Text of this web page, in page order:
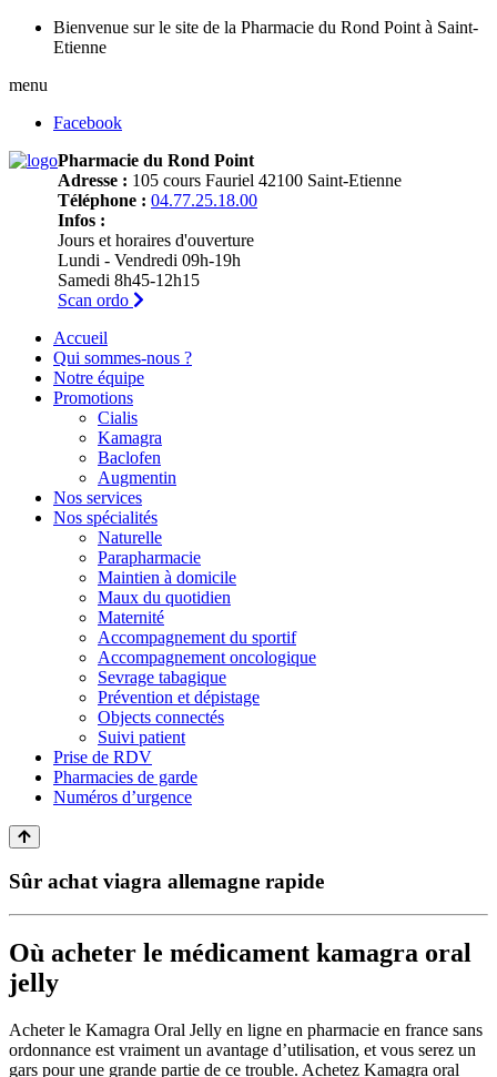
Bienvenue sur le site de la Pharmacie du Rond Point à Saint-
Etienne
menu
Facebook
Pharmacie du Rond Point
Adresse : 105 cours Fauriel 42100 Saint-Etienne
Téléphone : 04.77.25.18.00
Infos :
Jours et horaires d'ouverture
Lundi - Vendredi 09h-19h
Samedi 8h45-12h15
Scan ordo
Accueil
Qui sommes-nous ?
Notre équipe
Promotions
Cialis
Kamagra
Baclofen
Augmentin
Nos services
Nos spécialités
Naturelle
Parapharmacie
Maintien à domicile
Maux du quotidien
Maternité
Accompagnement du sportif
Accompagnement oncologique
Sevrage tabagique
Prévention et dépistage
Objects connectés
Suivi patient
Prise de RDV
Pharmacies de garde
Numéros d’urgence
Sûr achat viagra allemagne rapide
Où acheter le médicament kamagra oral
jelly
Acheter le Kamagra Oral Jelly en ligne en pharmacie en france sans
ordonnance est vraiment un avantage d’utilisation, et vous serez un
gars pour une grande partie de ce trouble. Achetez Kamagra oral